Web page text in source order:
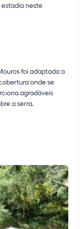
estadia neste
foi adaptada a
onde se
agradáveis
a serra.